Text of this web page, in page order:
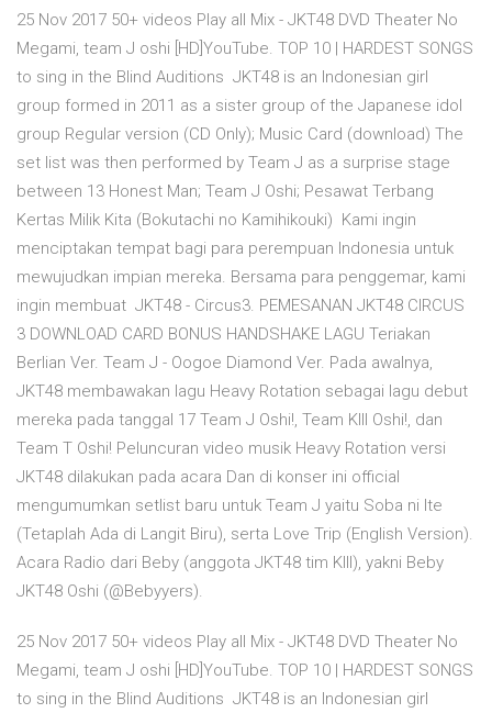
25 Nov 2017 50+ videos Play all Mix - JKT48 DVD Theater No
Megami, team J oshi [HD]YouTube. TOP 10 | HARDEST SONGS
to sing in the Blind Auditions JKT48 is an Indonesian girl
group formed in 2011 as a sister group of the Japanese idol
group Regular version (CD Only); Music Card (download) The
set list was then performed by Team J as a surprise stage
between 13 Honest Man; Team J Oshi; Pesawat Terbang
Kertas Milik Kita (Bokutachi no Kamihikouki) Kami ingin
menciptakan tempat bagi para perempuan Indonesia untuk
mewujudkan impian mereka. Bersama para penggemar, kami
ingin membuat JKT48 - Circus3. PEMESANAN JKT48 CIRCUS
3 DOWNLOAD CARD BONUS HANDSHAKE LAGU Teriakan
Berlian Ver. Team J - Oogoe Diamond Ver. Pada awalnya,
JKT48 membawakan lagu Heavy Rotation sebagai lagu debut
mereka pada tanggal 17 Team J Oshi!, Team KIII Oshi!, dan
Team T Oshi! Peluncuran video musik Heavy Rotation versi
JKT48 dilakukan pada acara Dan di konser ini official
mengumumkan setlist baru untuk Team J yaitu Soba ni Ite
(Tetaplah Ada di Langit Biru), serta Love Trip (English Version).
Acara Radio dari Beby (anggota JKT48 tim KIII), yakni Beby
JKT48 Oshi (@Bebyyers).
25 Nov 2017 50+ videos Play all Mix - JKT48 DVD Theater No
Megami, team J oshi [HD]YouTube. TOP 10 | HARDEST SONGS
to sing in the Blind Auditions JKT48 is an Indonesian girl